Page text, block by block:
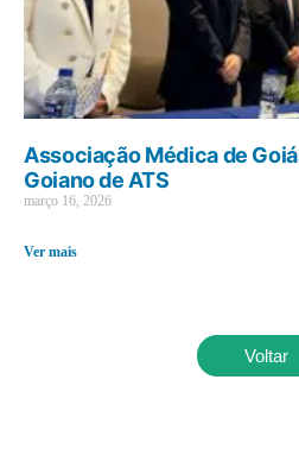
Associação Médica de
Goiano de ATS
março 16, 2026
Ver mais
Voltar